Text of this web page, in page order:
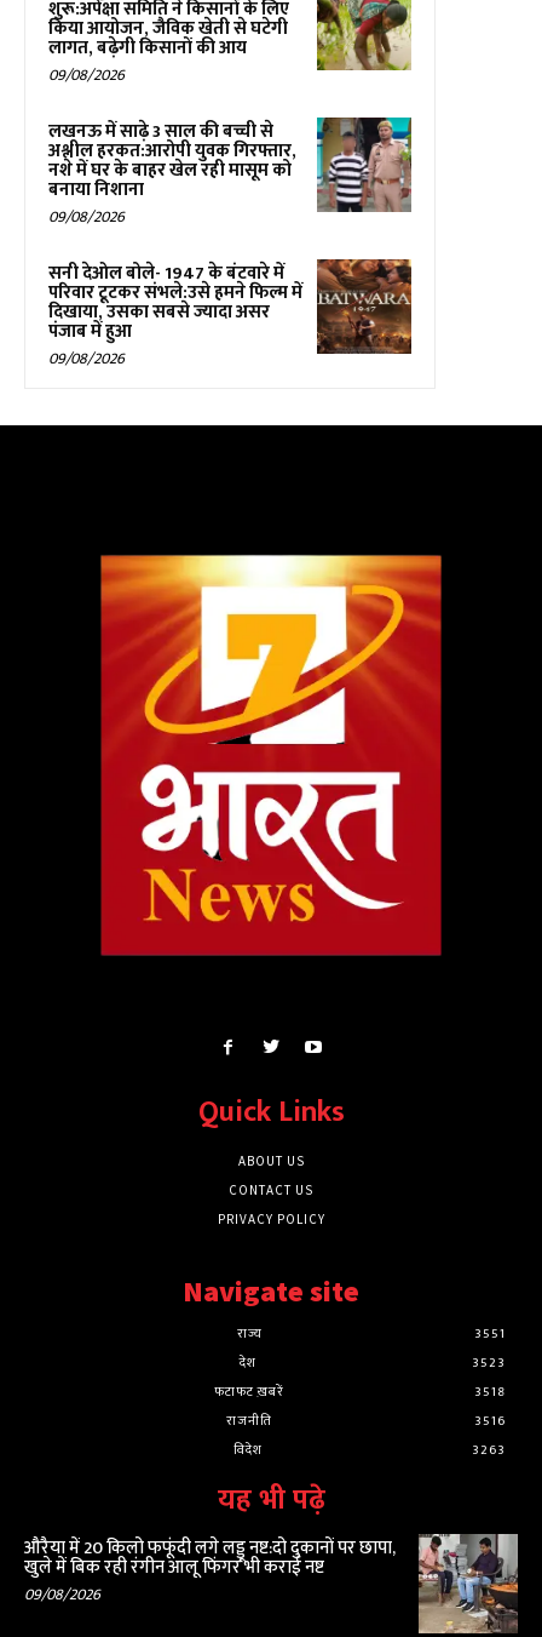
शुरू:अपेक्षा समिति ने किसानों के लिए
किया आयोजन, जैविक खेती से घटेगी
लागत, बढ़ेगी किसानों की आय
09/08/2026
लखनऊ में साढ़े 3 साल की बच्ची से
अश्लील हरकत:आरोपी युवक गिरफ्तार,
नशे में घर के बाहर खेल रही मासूम को
बनाया निशाना
09/08/2026
सनी देओल बोले- 1947 के बंटवारे में
परिवार टूटकर संभले:उसे हमने फिल्म में
दिखाया, उसका सबसे ज्यादा असर
पंजाब में हुआ
09/08/2026
Quick Links
ABOUT US
CONTACT US
PRIVACY POLICY
Navigate site
राज्य
3551
देश
3523
फटाफट ख़बरें
3518
राजनीति
3516
विदेश
3263
यह भी पढ़े
औरैया में 20 किलो फफूंदी लगे लड्डू नष्ट:दो दुकानों पर छापा,
खुले में बिक रही रंगीन आलू फिंगर भी कराई नष्ट
09/08/2026